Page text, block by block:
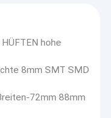
hohe
8mm SMT SMD
72mm 88mm